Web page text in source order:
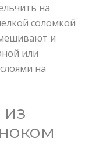
на
соломкой
и
или
на
из